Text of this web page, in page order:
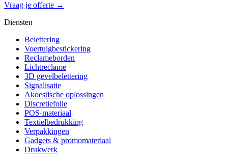
Vraag je offerte →
Diensten
Belettering
Voertuigbestickering
Reclameborden
Lichtreclame
3D gevelbelettering
Signalisatie
Akoestische oplossingen
Discretiefolie
POS-materiaal
Textielbedrukking
Verpakkingen
Gadgets & promomateriaal
Drukwerk